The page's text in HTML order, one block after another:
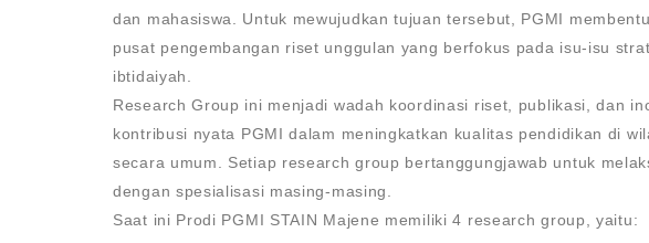
dan mahasiswa. Untuk mewujudkan tujuan tersebut, PGMI
pusat pengembangan riset unggulan yang berfokus pada isu-isu
ibtidaiyah.
Research Group ini menjadi wadah koordinasi riset, publikasi, dan
kontribusi nyata PGMI dalam meningkatkan kualitas pendidikan di
secara umum. Setiap research group bertanggungjawab untuk
dengan spesialisasi masing-masing.
Saat ini Prodi PGMI STAIN Majene memiliki 4 research group, yaitu: